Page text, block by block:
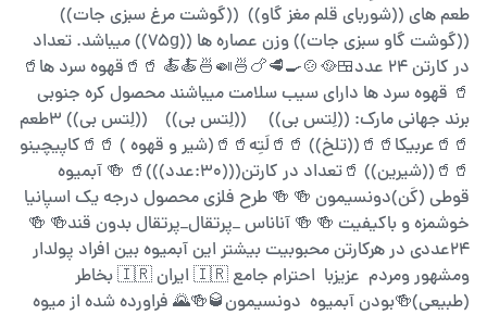
طعم های ((شوربای قلم مغز گاو)) ((گوشت مرغ سبزی جات))
((گوشت گاو سبزی جات)) وزن عصاره ها ((75g)) میباشد. تعداد
در کارتن ۲۴ عدد🍱🥘🍲🍳🥩🍗🍜🍛🍜🍝🍝 🥤🥤قهوه سرد ها🥤
🥤 قهوه سرد ها دارای سیب سلامت میباشند محصول کره جنوبی
برند جهانی مارک: ((لِتس بی)) ((لِتس بی)) ((لِتس بی)) ۳طعم
🥤🥤عربیکا🥤🥤((تلخ)) 🥤🥤لَتِه🥤🥤(شیر و قهوه ) 🥤🥤کاپیچینو
🥤🥤((شیرین)) 🥤تعداد در کارتن(((۳۰:عدد)))🥤 🍻 آبمیوه
قوطی (کَن)دونسیمون 🍻 🍻 طرح فلزی محصول درجه یک اسپانیا
خوشمزه و باکیفیت 🍻 🍻 آناناس _پرتقال_پرتقال بدون قند🍻 🍻
24عددی در هرکارتن محبوبیت بیشتر این آبمیوه بین افراد پولدار
ومشهور ومردم عزیزبا احترام جامع 🇮🇷 ایران 🇮🇷 بخاطر
(طبیعی)🍻بودن آبمیوه دونسیمون🥃🍻🌄 فراورده شده از میوه